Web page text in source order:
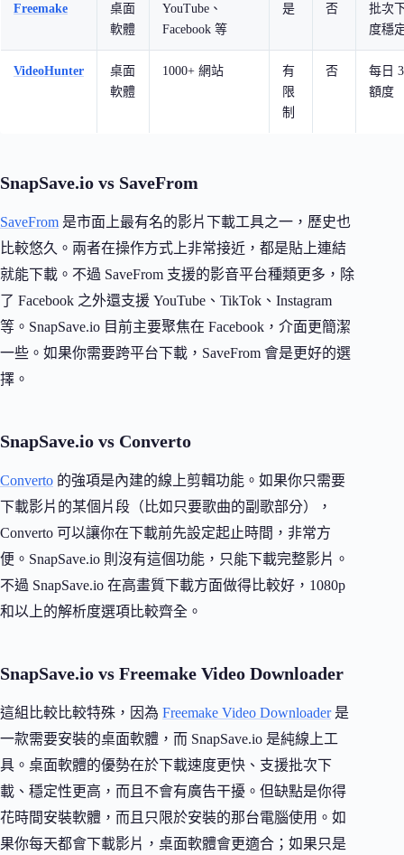
Freemake
桌面
軟體
YouTube、
Facebook 等
是 否
批次
度穩
VideoHunter
桌面
軟體
1000+ 網站
有
限
制
否
每日
額度
SnapSave.io vs SaveFrom
SaveFrom 是市面上最有名的影片下載工具之一，歷史也
比較悠久。兩者在操作方式上非常接近，都是貼上連結
就能下載。不過 SaveFrom 支援的影音平台種類更多，除
了 Facebook 之外還支援 YouTube、TikTok、Instagram
等。SnapSave.io 目前主要聚焦在 Facebook，介面更簡潔
一些。如果你需要跨平台下載，SaveFrom 會是更好的選
擇。
SnapSave.io vs Converto
Converto 的強項是內建的線上剪輯功能。如果你只需要
下載影片的某個片段（比如只要歌曲的副歌部分），
Converto 可以讓你在下載前先設定起止時間，非常方
便。SnapSave.io 則沒有這個功能，只能下載完整影片。
不過 SnapSave.io 在高畫質下載方面做得比較好，1080p
和以上的解析度選項比較齊全。
SnapSave.io vs Freemake Video Downloader
這組比較比較特殊，因為 Freemake Video Downloader是
一款需要安裝的桌面軟體，而 SnapSave.io 是純線上工
具。桌面軟體的優勢在於下載速度更快、支援批次下
載、穩定性更高，而且不會有廣告干擾。但缺點是你得
花時間安裝軟體，而且只限於安裝的那台電腦使用。如
果你每天都會下載影片，桌面軟體會更適合；如果只是